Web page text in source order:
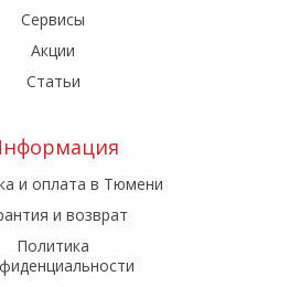
Сервисы
Акции
Статьи
и оплата в Тюмени
и возврат
Политика